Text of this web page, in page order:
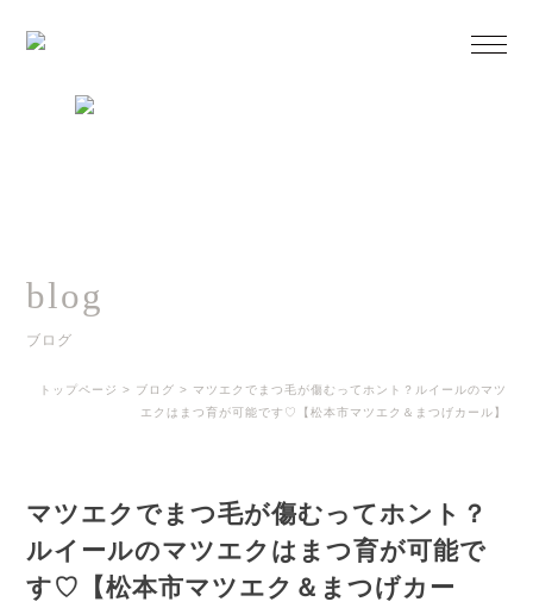
blog
ブログ
トップページ > ブログ > マツエクでまつ毛が傷むってホント？ルイールのマツ
エクはまつ育が可能です♡【松本市マツエク＆まつげカール】
マツエクでまつ毛が傷むってホント？
ルイールのマツエクはまつ育が可能で
す♡【松本市マツエク＆まつげカー